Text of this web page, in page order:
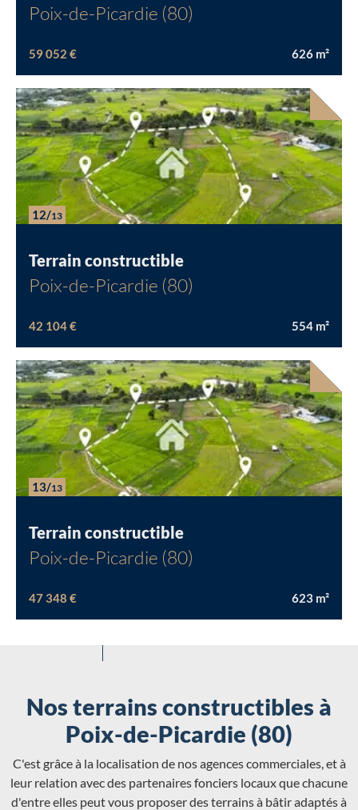
Poix-de-Picardie (80)
59 052 € 626 m²
12/13
Terrain constructible
Poix-de-Picardie (80)
42 104 € 554 m²
13/13
Terrain constructible
Poix-de-Picardie (80)
47 348 € 623 m²
Nos terrains constructibles à
Poix-de-Picardie (80)
C'est grâce à la localisation de nos agences commerciales, et à
leur relation avec des partenaires fonciers locaux que chacune
d'entre elles peut vous proposer des terrains à bâtir adaptés à